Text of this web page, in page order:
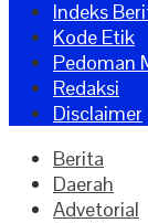
Indeks
Kode Etik
Pedoman
Redaksi
Disclaimer
Berita
Daerah
Advetorial